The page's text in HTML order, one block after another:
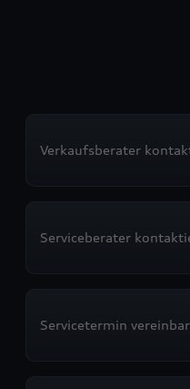
Verkaufsberater
Serviceberater
Servicetermin